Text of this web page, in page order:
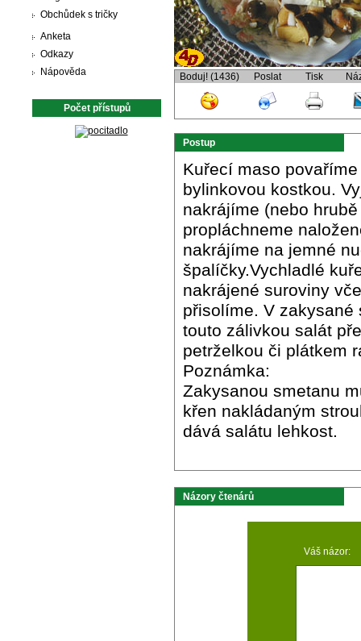
Obchůdek s tričky
Anketa
Odkazy
Nápověda
Počet přístupů
Boduj! (1436) Poslat Tisk
Postup
Kuřecí maso
bylinkovou kostkou.
nakrájíme (nebo
propláchneme
nakrájíme na jemné
špalíčky.Vychladlé
nakrájené suroviny
přisolíme. V
touto zálivkou salát
petrželkou či plátkem
Poznámka:
Zakysanou smetanu
křen nakládaným
dává salátu lehkost.
Názory čtenárů
Váš názor: